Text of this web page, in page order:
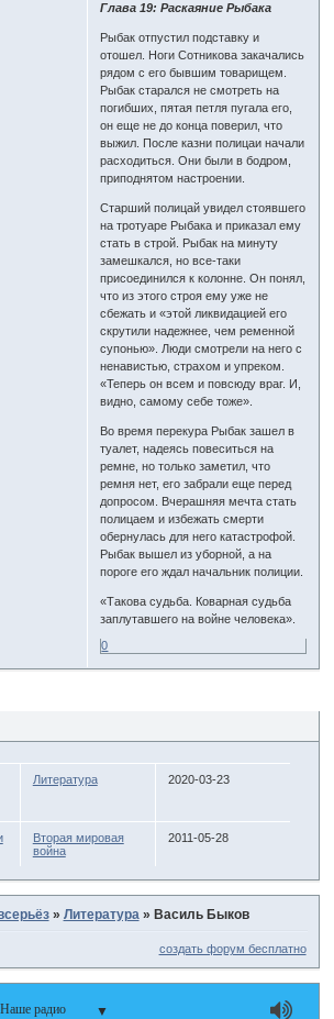
Глава 19: Раскаяние Рыбака
Рыбак отпустил подставку и
отошел. Ноги Сотникова закачались
рядом с его бывшим товарищем.
Рыбак старался не смотреть на
погибших, пятая петля пугала его,
он еще не до конца поверил, что
выжил. После казни полицаи начали
расходиться. Они были в бодром,
приподнятом настроении.
Старший полицай увидел стоявшего
на тротуаре Рыбака и приказал ему
стать в строй. Рыбак на минуту
замешкался, но все-таки
присоединился к колонне. Он понял,
что из этого строя ему уже не
сбежать и «этой ликвидацией его
скрутили надежнее, чем ременной
супонью». Люди смотрели на него с
ненавистью, страхом и упреком.
«Теперь он всем и повсюду враг. И,
видно, самому себе тоже».
Во время перекура Рыбак зашел в
туалет, надеясь повеситься на
ремне, но только заметил, что
ремня нет, его забрали еще перед
допросом. Вчерашняя мечта стать
полицаем и избежать смерти
обернулась для него катастрофой.
Рыбак вышел из уборной, а на
пороге его ждал начальник полиции.
«Такова судьба. Коварная судьба
заплутавшего на войне человека».
0
Литература 2020-03-23
Вторая мировая
война
2011-05-28
» Литература » Василь Быков
создать форум бесплатно
Наше радио ▼